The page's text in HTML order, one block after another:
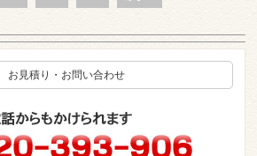
お見積り・お問い合わせ